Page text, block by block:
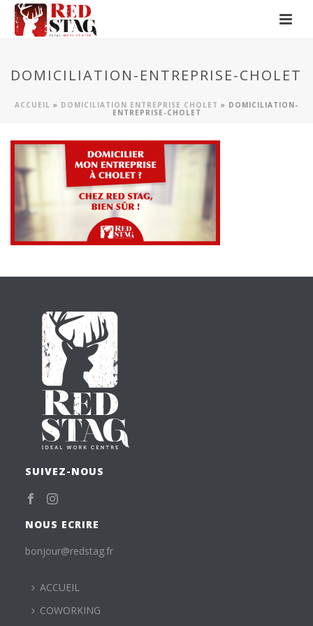
DOMICILIATION-ENTREPRISE-CHOLET
ACCUEIL » DOMICILIATION ENTREPRISE CHOLET » DOMICILIATION-
ENTREPRISE-CHOLET
SUIVEZ-NOUS
NOUS ECRIRE
bonjour@redstag.fr
ACCUEIL
COWORKING